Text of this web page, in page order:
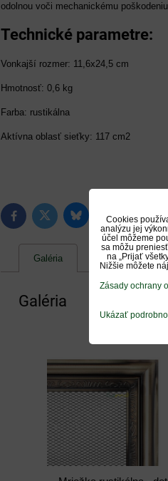
odolnou voči mechanickému
Technické parametre:
Vonkajší rozmer: 11,6x24,5 cm
Hmotnosť: 0,6 kg
Farba: rustikálna
Aktívna oblasť sieťky: 117 cm2
FacebookTwitter BlueskyPinterestReddit
Galéria Recenzie 0
Galéria
Cookies
analýzu jej
účel môžeme
sa môžu
na „Prijať
Nižšie môžete
Zásady ochrany
Ukázať